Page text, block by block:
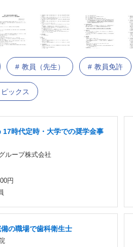
教員（先生） 教員免許
ックス
17時代定時・大学での奨学金事
ループ株式会社
円
の職場で歯科衛生士